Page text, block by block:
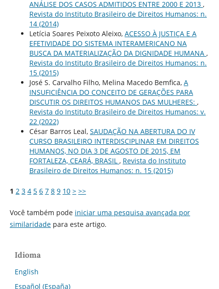
ANÁLISE DOS CASOS ADMITIDOS ENTRE 2000 E 2013 ,
Revista do Instituto Brasileiro de Direitos Humanos: n.
14 (2014)
Letícia Soares Peixoto Aleixo, ACESSO À JUSTIÇA E A
EFETIVIDADE DO SISTEMA INTERAMERICANO NA
BUSCA DA MATERIALIZAÇÃO DA DIGNIDADE HUMANA ,
Revista do Instituto Brasileiro de Direitos Humanos: n.
15 (2015)
José S. Carvalho Filho, Melina Macedo Bemfica, A
INSUFICIÊNCIA DO CONCEITO DE GERAÇÕES PARA
DISCUTIR OS DIREITOS HUMANOS DAS MULHERES: ,
Revista do Instituto Brasileiro de Direitos Humanos: v.
22 (2022)
César Barros Leal, SAUDAÇÃO NA ABERTURA DO IV
CURSO BRASILEIRO INTERDISCIPLINAR EM DIREITOS
HUMANOS, NO DIA 3 DE AGOSTO DE 2015, EM
FORTALEZA, CEARÁ, BRASIL , Revista do Instituto
Brasileiro de Direitos Humanos: n. 15 (2015)
1 2 3 4 5 6 7 8 9 10 > >>
Você também pode iniciar uma pesquisa avançada por
similaridadepara este artigo.
Idioma
English
Español (España)